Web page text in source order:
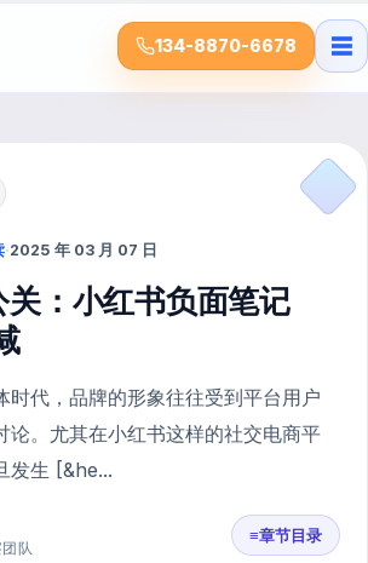
134-8870-6678 ☰
·2025 年 03 月 07 日
关：小红书负面笔记
时代，品牌的形象往往受到平台用户
论。尤其在小红书这样的社交电商平
发生 [&he...
队
≡章节目录